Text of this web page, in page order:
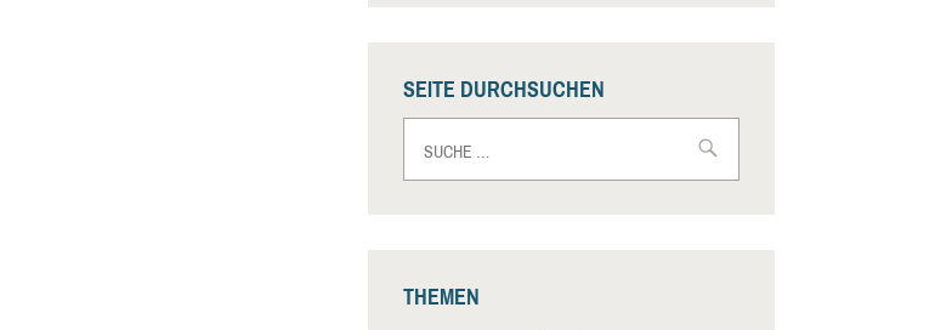
SEITE DURCHSUCHEN
nach:
THEMEN